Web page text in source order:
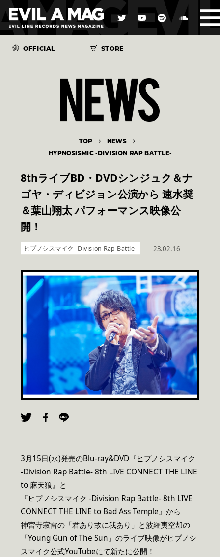
OFFICIAL STORE
TOP NEWS
HYPNOSISMIC -DIVISION RAP BATTLE-
8thライブBD・DVDシンジュク＆ナ
ゴヤ・ディビジョン公演から 速水奨
＆葉山翔太 パフォーマンス映像公
開！
ヒプノシスマイク -Division Rap Battle- 23.02.16
3月15日(水)発売のBlu-ray&DVD『ヒプノシスマイク
-Division Rap Battle- 8th LIVE CONNECT THE LINE
to 麻天狼』と
『ヒプノシスマイク -Division Rap Battle- 8th LIVE
CONNECT THE LINE to Bad Ass Temple』から
神宮寺寂雷の「君あり故に我あり」と波羅夷空却の
「Young Gun of The Sun」のライブ映像がヒプノシ
スマイク公式YouTubeにて新たに公開！